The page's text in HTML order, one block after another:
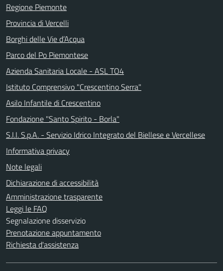
Regione Piemonte
Provincia di Vercelli
Borghi delle Vie d’Acqua
Parco del Po Piemontese
Azienda Sanitaria Locale - ASL TO4
Istituto Comprensivo "Crescentino Serra"
Asilo Infantile di Crescentino
Fondazione "Santo Spirito - Borla"
S.I.I. S.p.A. - Servizio Idrico Integrato del Biellese e Vercellese
Informativa privacy
Note legali
Dichiarazione di accessibilità
Amministrazione trasparente
Leggi le FAQ
Segnalazione disservizio
Prenotazione appuntamento
Richiesta d'assistenza